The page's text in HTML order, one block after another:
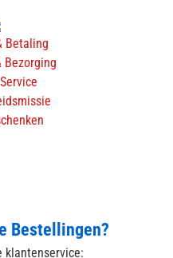
Betaling
Bezorging
Bestellingen?
klantenservice: